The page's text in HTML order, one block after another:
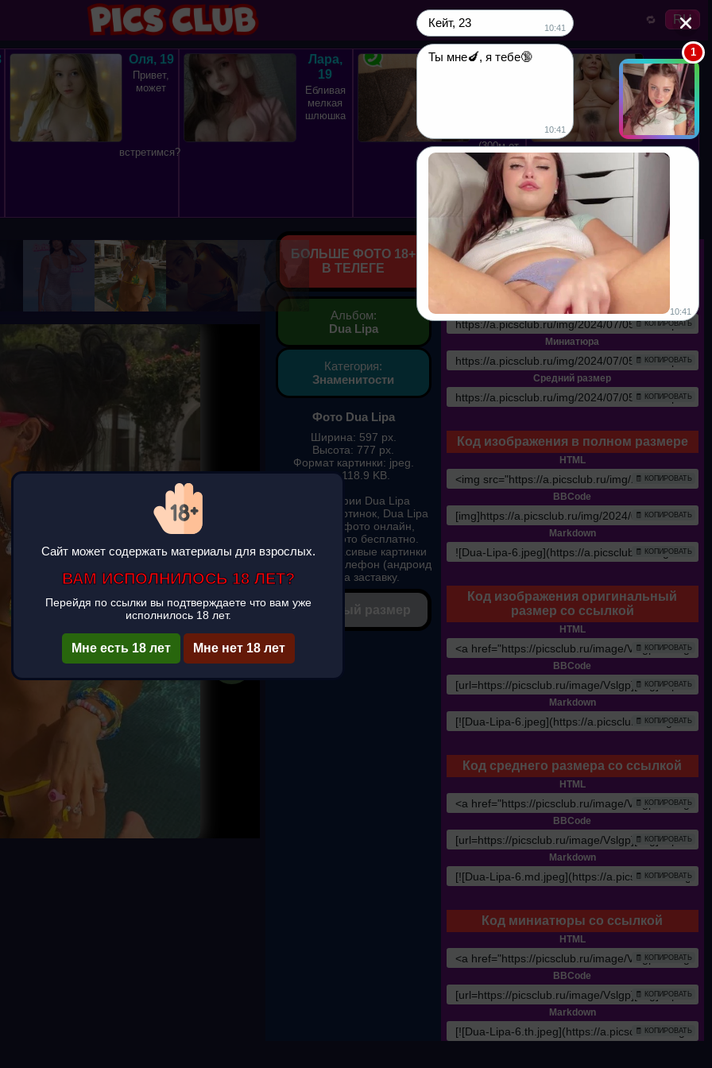
🔁 RU
Оля, 19
Привет,
может
встретимся?
Лара,
19
Ебливая
мелкая
шлюшка
Хочу
(300м от
Вас).
✅СЕКС-знакомства
платить!
▶
БОЛЬШЕ ФОТО 18+
В ТЕЛЕГЕ
Альбом:
Dua Lipa
Категория:
Знаменитости
Фото Dua Lipa
Ширина: 597 px.
Высота: 777 px.
Формат картинки: jpeg.
Вес: 118.9 KB.
Фотографии Dua Lipa
подборка картинок, Dua Lipa
смотреть фото онлайн,
скачать фото бесплатно.
Dua Lipa красивые картинки
скачать на телефон (андроид
и ios) на заставку.
✔ Полный размер
Прямые ссылки
Оригинал
Прямая ссылка
🧾 КОПИРОВАТЬ
Миниатюра
🧾 КОПИРОВАТЬ
Средний размер
🧾 КОПИРОВАТЬ
Код изображения в полном размере
HTML
🧾 КОПИРОВАТЬ
BBCode
🧾 КОПИРОВАТЬ
Markdown
🧾 КОПИРОВАТЬ
Код изображения оригинальный
размер со ссылкой
HTML
🧾 КОПИРОВАТЬ
BBCode
🧾 КОПИРОВАТЬ
Markdown
🧾 КОПИРОВАТЬ
Код среднего размера со ссылкой
HTML
🧾 КОПИРОВАТЬ
BBCode
🧾 КОПИРОВАТЬ
Markdown
🧾 КОПИРОВАТЬ
Код миниатюры со ссылкой
HTML
🧾 КОПИРОВАТЬ
BBCode
🧾 КОПИРОВАТЬ
Markdown
🧾 КОПИРОВАТЬ
Сайт может содержать материалы для взрослых.
ВАМ ИСПОЛНИЛОСЬ 18 ЛЕТ?
Перейдя по ссылки вы подтверждаете что вам уже
исполнилось 18 лет.
Мне есть 18 лет Мне нет 18 лет
Кейт, 23 10:41
Ты мне🍆, я тебе🔞
10:41